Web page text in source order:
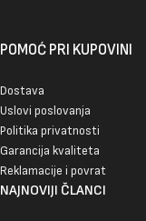
POMOĆ PRI KUPOVINI
Dostava
Uslovi poslovanja
Politika privatnosti
Garancija kvaliteta
Reklamacije i povrat
NAJNOVIJI ČLANCI